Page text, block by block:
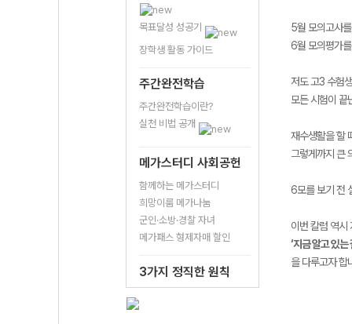
목표달성 성공기
장학생 활동 가이드
주간완전학습
주간완전학습이란?
실천 비법 공개
메가스터디 사회공헌
함께하는 메가스터디
희망이룸 메가나눔
군인·소방·경찰 자녀
메가패스 형제자매 할인
3가지 정직한 원칙
5월 모의고사
6월 모의평가
저도 고3 수험
모든 시험이 끝
재수생활을 할
그렇게까지 큰
6모를 보기 전
이번 칼럼 역시
‘지금 알고 있는
을 다루고자 합